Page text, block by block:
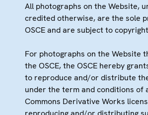
All photographs on the Website,
credited otherwise, are the sole
OSCE and are subject to
For photographs on the Website
the OSCE, the OSCE hereby
to reproduce and/or distribute
under the term and conditions of
Commons Derivative Works